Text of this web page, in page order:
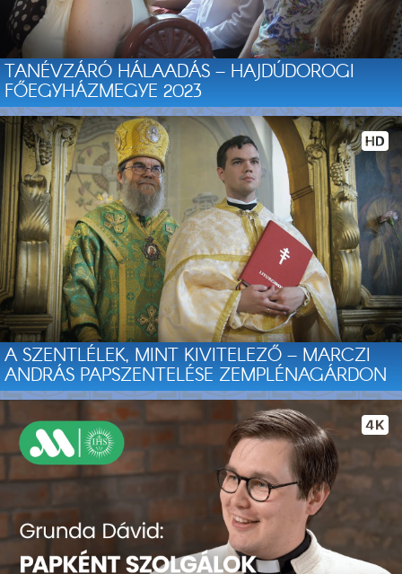
TANÉVZÁRÓ HÁLAADÁS – HAJDÚDOROGI
FŐEGYHÁZMEGYE 2023
A SZENTLÉLEK, MINT KIVITELEZŐ – MARCZI
ANDRÁS PAPSZENTELÉSE ZEMPLÉNAGÁRDON